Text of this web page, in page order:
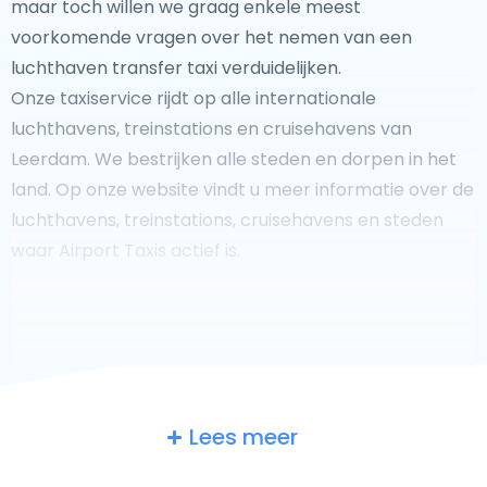
maar toch willen we graag enkele meest
voorkomende vragen over het nemen van een
luchthaven transfer taxi verduidelijken.
Onze taxiservice rijdt op alle internationale
luchthavens, treinstations en cruisehavens van
Leerdam. We bestrijken alle steden en dorpen in het
land. Op onze website vindt u meer informatie over de
luchthavens, treinstations, cruisehavens en steden
waar Airport Taxis actief is.
Lees meer